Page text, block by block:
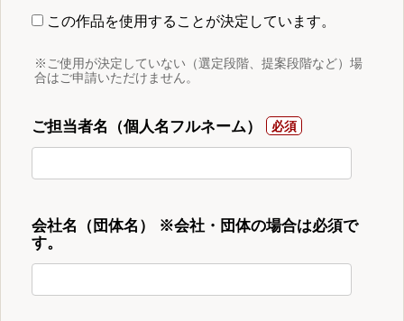
この作品を使用することが決定しています。
※ご使用が決定していない（選定段階、提案段階など）場
合はご申請いただけません。
ご担当者名（個人名フルネーム）
会社名（団体名） ※会社・団体の場合は必須で
す。